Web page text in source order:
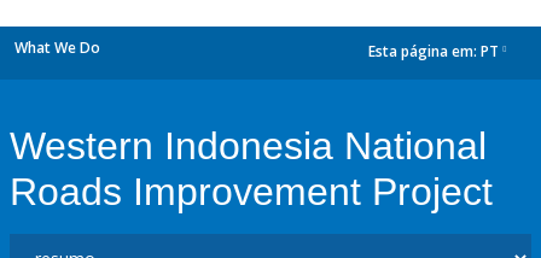
What We Do Esta página em: PT
Western Indonesia National
Roads Improvement Project